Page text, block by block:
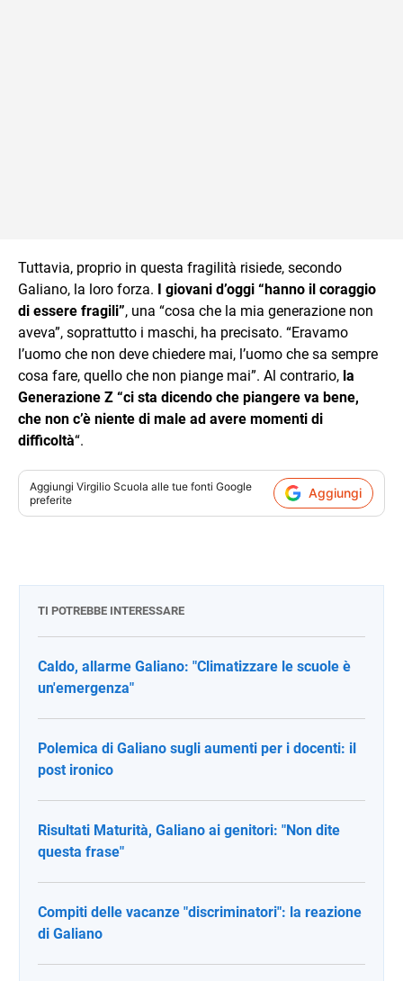
Tuttavia, proprio in questa fragilità risiede, secondo
Galiano, la loro forza. I giovani d’oggi “hanno il coraggio
di essere fragili”, una “cosa che la mia generazione non
aveva”, soprattutto i maschi, ha precisato. “Eravamo
l’uomo che non deve chiedere mai, l’uomo che sa sempre
cosa fare, quello che non piange mai”. Al contrario, la
Generazione Z “ci sta dicendo che piangere va bene,
che non c’è niente di male ad avere momenti di
difficoltà“.
Aggiungi Virgilio Scuola alle tue fonti Google
preferite
Aggiungi
TI POTREBBE INTERESSARE
Caldo, allarme Galiano: "Climatizzare le scuole è
un'emergenza"
Polemica di Galiano sugli aumenti per i docenti: il
post ironico
Risultati Maturità, Galiano ai genitori: "Non dite
questa frase"
Compiti delle vacanze "discriminatori": la reazione
di Galiano